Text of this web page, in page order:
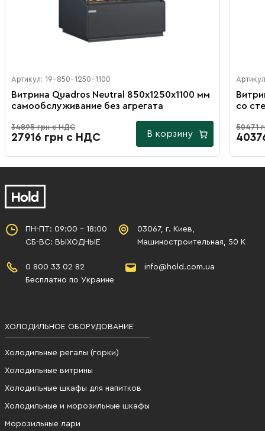
Артикул: 19-850-1250-1100
Витрина Quadros Neutral 850х1250х1100 мм
самообслуживание без агрегата
34895 грн с НДС
27916 грн с НДС В корзину
со
50471
ПН-ПТ: 09:00 - 18:00
СБ-ВС: ВЫХОДНЫЕ
03067, г. Киев,
Машиностроительная, 50 К
0 800 33 02 82
Бесплатно по Украине
info@hold.com.ua
ХОЛОДИЛЬНОЕ ОБОРУДОВАНИЕ
Холодильные регалы (горки)
Холодильные витрины
Холодильные шкафы для напитков
Холодильные и морозильные шкафы
Морозильные лари